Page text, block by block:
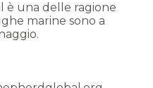
è una delle ragione
marine sono a